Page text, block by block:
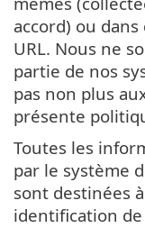
accord) ou
URL. Nous ne
partie de nos
pas non plus
présente
Toutes les
par le système
sont destinées
identification